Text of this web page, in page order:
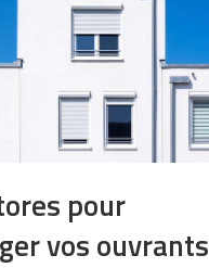
pour
vos ouvrants